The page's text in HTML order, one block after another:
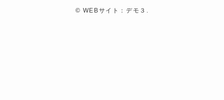
© WEBサイト：デモ３.